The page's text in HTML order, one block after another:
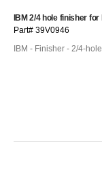
IBM 2/4 hole finisher for
Part# 39V0946
IBM - Finisher - 2/4-